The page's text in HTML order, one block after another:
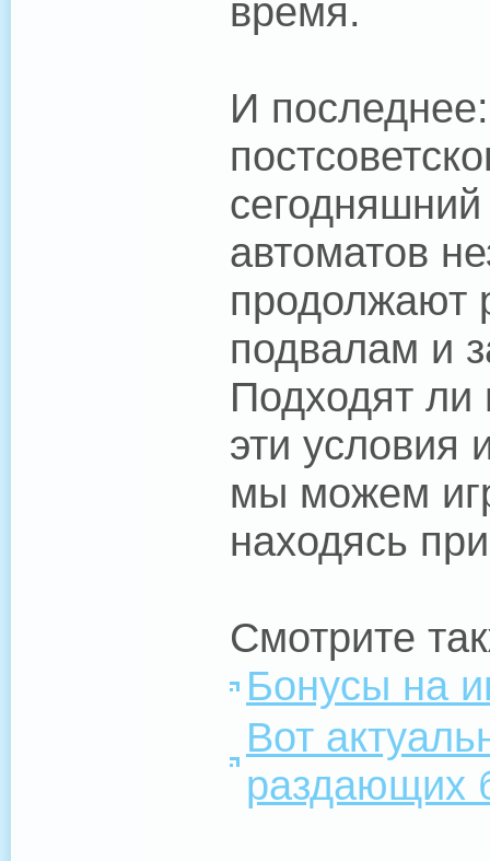
время.
И
автоматов
продолжают
подвалам и
Подходят ли
эти условия
мы можем
находясь
Смотрите
Бонусы на
Вот
раздающих